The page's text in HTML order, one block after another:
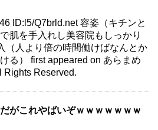
ID:l5/Q7brld.net 容姿（キチンと
肌を手入れし美容院もしっかり
人より倍の時間働けばなんとか
る） first appeared on あらまめ
Rights Reserved.
がこれやばいぞｗｗｗｗｗｗｗ